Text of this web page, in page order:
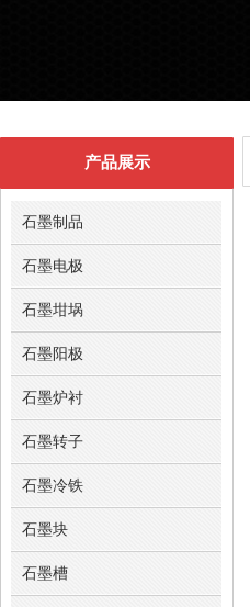
产品展示
石墨制品
石墨电极
石墨坩埚
石墨阳极
石墨炉衬
石墨转子
石墨冷铁
石墨块
石墨槽